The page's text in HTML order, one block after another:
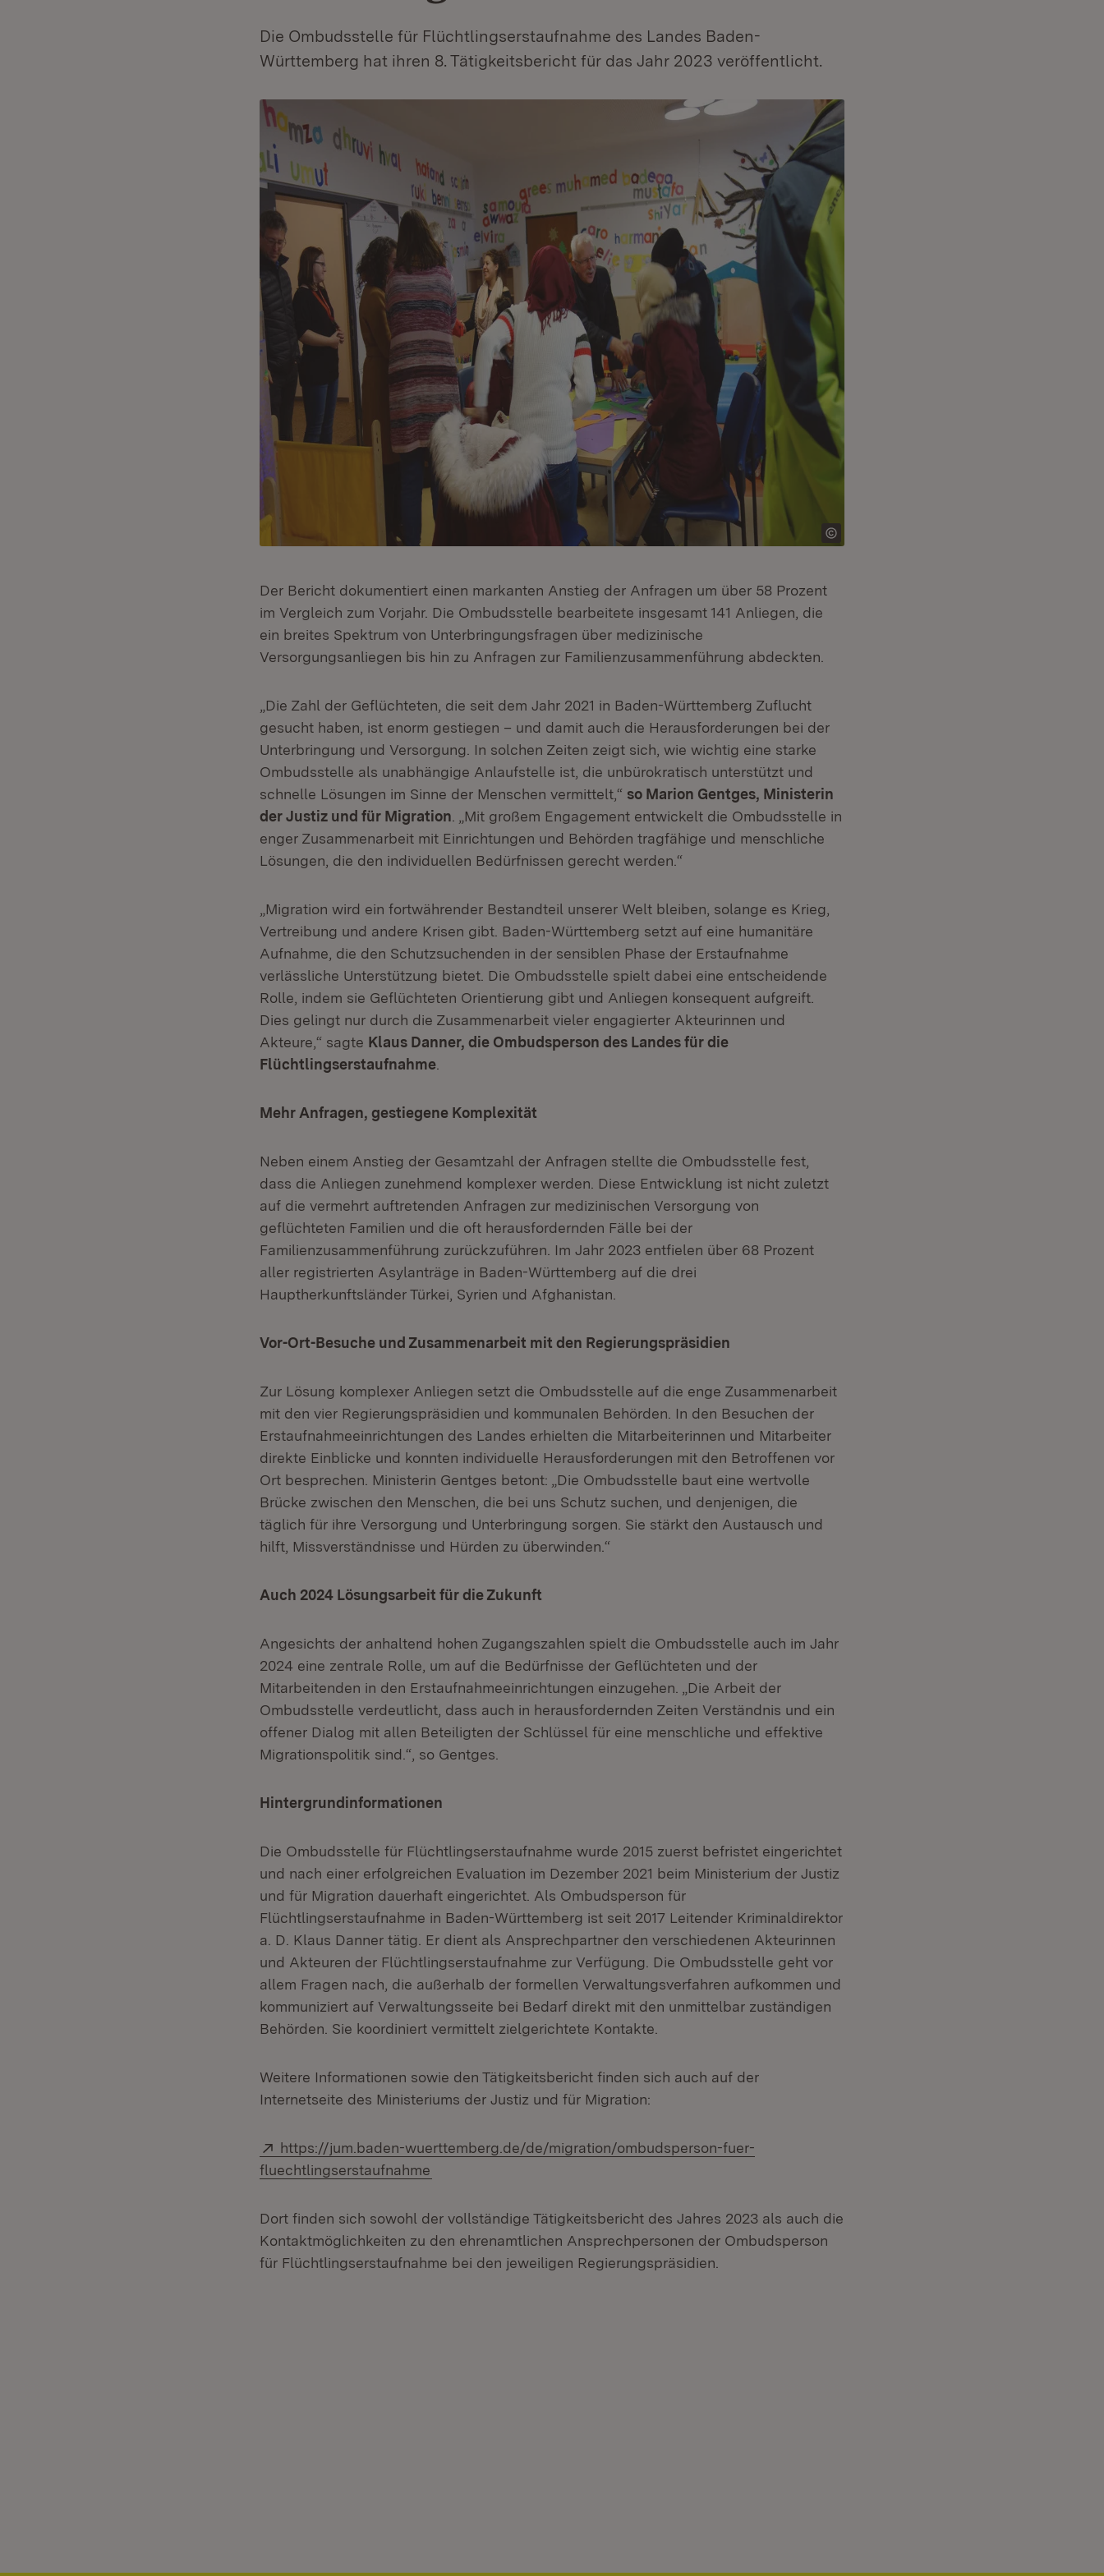
Die Ombudsstelle für Flüchtlingserstaufnahme des Landes Baden-
Württemberg hat ihren 8. Tätigkeitsbericht für das Jahr 2023 veröffentlicht.
Der Bericht dokumentiert einen markanten Anstieg der Anfragen um über 58 Prozent
im Vergleich zum Vorjahr. Die Ombudsstelle bearbeitete insgesamt 141 Anliegen, die
ein breites Spektrum von Unterbringungsfragen über medizinische
Versorgungsanliegen bis hin zu Anfragen zur Familienzusammenführung abdeckten.
„Die Zahl der Geflüchteten, die seit dem Jahr 2021 in Baden-Württemberg Zuflucht
gesucht haben, ist enorm gestiegen – und damit auch die Herausforderungen bei der
Unterbringung und Versorgung. In solchen Zeiten zeigt sich, wie wichtig eine starke
Ombudsstelle als unabhängige Anlaufstelle ist, die unbürokratisch unterstützt und
schnelle Lösungen im Sinne der Menschen vermittelt,“ so Marion Gentges, Ministerin
der Justiz und für Migration . „Mit großem Engagement entwickelt die Ombudsstelle in
enger Zusammenarbeit mit Einrichtungen und Behörden tragfähige und menschliche
Lösungen, die den individuellen Bedürfnissen gerecht werden.“
„Migration wird ein fortwährender Bestandteil unserer Welt bleiben, solange es Krieg,
Vertreibung und andere Krisen gibt. Baden-Württemberg setzt auf eine humanitäre
Aufnahme, die den Schutzsuchenden in der sensiblen Phase der Erstaufnahme
verlässliche Unterstützung bietet. Die Ombudsstelle spielt dabei eine entscheidende
Rolle, indem sie Geflüchteten Orientierung gibt und Anliegen konsequent aufgreift.
Dies gelingt nur durch die Zusammenarbeit vieler engagierter Akteurinnen und
Akteure,“ sagte Klaus Danner, die Ombudsperson des Landes für die
Flüchtlingserstaufnahme
Mehr Anfragen, gestiegene Komplexität
Neben einem Anstieg der Gesamtzahl der Anfragen stellte die Ombudsstelle fest,
dass die Anliegen zunehmend komplexer werden. Diese Entwicklung ist nicht zuletzt
auf die vermehrt auftretenden Anfragen zur medizinischen Versorgung von
geflüchteten Familien und die oft herausfordernden Fälle bei der
Familienzusammenführung zurückzuführen. Im Jahr 2023 entfielen über 68 Prozent
aller registrierten Asylanträge in Baden-Württemberg auf die drei
Hauptherkunftsländer Türkei, Syrien und Afghanistan.
Vor-Ort-Besuche und Zusammenarbeit mit den Regierungspräsidien
Zur Lösung komplexer Anliegen setzt die Ombudsstelle auf die enge Zusammenarbeit
mit den vier Regierungspräsidien und kommunalen Behörden. In den Besuchen der
Erstaufnahmeeinrichtungen des Landes erhielten die Mitarbeiterinnen und Mitarbeiter
direkte Einblicke und konnten individuelle Herausforderungen mit den Betroffenen vor
Ort besprechen. Ministerin Gentges betont: „Die Ombudsstelle baut eine wertvolle
Brücke zwischen den Menschen, die bei uns Schutz suchen, und denjenigen, die
täglich für ihre Versorgung und Unterbringung sorgen. Sie stärkt den Austausch und
hilft, Missverständnisse und Hürden zu überwinden.“
Auch 2024 Lösungsarbeit für die Zukunft
Angesichts der anhaltend hohen Zugangszahlen spielt die Ombudsstelle auch im Jahr
2024 eine zentrale Rolle, um auf die Bedürfnisse der Geflüchteten und der
Mitarbeitenden in den Erstaufnahmeeinrichtungen einzugehen. „Die Arbeit der
Ombudsstelle verdeutlicht, dass auch in herausfordernden Zeiten Verständnis und ein
offener Dialog mit allen Beteiligten der Schlüssel für eine menschliche und effektive
Migrationspolitik sind.“, so Gentges.
Hintergrundinformationen
Die Ombudsstelle für Flüchtlingserstaufnahme wurde 2015 zuerst befristet eingerichtet
und nach einer erfolgreichen Evaluation im Dezember 2021 beim Ministerium der Justiz
und für Migration dauerhaft eingerichtet. Als Ombudsperson für
Flüchtlingserstaufnahme in Baden-Württemberg ist seit 2017 Leitender Kriminaldirektor
a. D. Klaus Danner tätig. Er dient als Ansprechpartner den verschiedenen Akteurinnen
und Akteuren der Flüchtlingserstaufnahme zur Verfügung. Die Ombudsstelle geht vor
allem Fragen nach, die außerhalb der formellen Verwaltungsverfahren aufkommen und
kommuniziert auf Verwaltungsseite bei Bedarf direkt mit den unmittelbar zuständigen
Behörden. Sie koordiniert vermittelt zielgerichtete Kontakte.
Weitere Informationen sowie den Tätigkeitsbericht finden sich auch auf der
Internetseite des Ministeriums der Justiz und für Migration:
Extern:
https://jum.baden-wuerttemberg.de/de/migration/ombudsperson-fuer-
fluechtlingserstaufnahme
Dort finden sich sowohl der vollständige Tätigkeitsbericht des Jahres 2023 als auch die
Kontaktmöglichkeiten zu den ehrenamtlichen Ansprechpersonen der Ombudsperson
für Flüchtlingserstaufnahme bei den jeweiligen Regierungspräsidien.